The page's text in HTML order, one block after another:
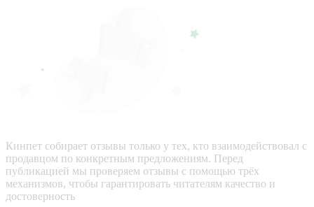
Кинпет собирает отзывы только у тех, кто взаимодействовал с
продавцом по конкретным предложениям. Перед
публикацией мы проверяем отзывы с помощью трёх
механизмов, чтобы гарантировать читателям качество и
достоверность